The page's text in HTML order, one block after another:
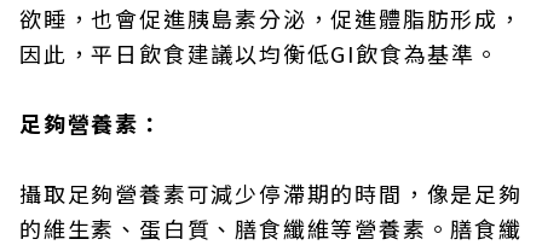
欲睡，也會促進胰島素分泌，促進體脂肪形成，
因此，平日飲食建議以均衡低GI飲食為基準。
足夠營養素：
攝取足夠營養素可減少停滯期的時間，像是足夠
的維生素、蛋白質、膳食纖維等營養素。膳食纖